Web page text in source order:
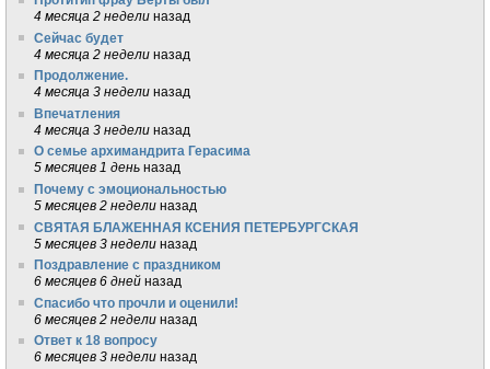
4 месяца 2 недели назад
Сейчас будет
4 месяца 2 недели назад
Продолжение.
4 месяца 3 недели назад
Впечатления
4 месяца 3 недели назад
О семье архимандрита Герасима
5 месяцев 1 день назад
Почему с эмоциональностью
5 месяцев 2 недели назад
СВЯТАЯ БЛАЖЕННАЯ КСЕНИЯ ПЕТЕРБУРГСКАЯ
5 месяцев 3 недели назад
Поздравление с праздником
6 месяцев 6 дней назад
Спасибо что прочли и оценили!
6 месяцев 2 недели назад
Ответ к 18 вопросу
6 месяцев 3 недели назад